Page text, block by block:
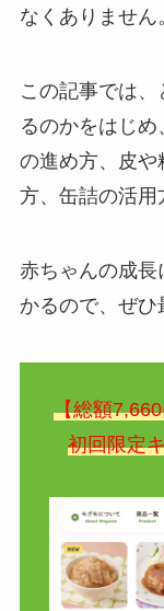
なくありません
この記事では
るのかをはじ
の進め方、皮
方、缶詰の活用
赤ちゃんの成長
かるので、ぜひ
【総額
初回限定